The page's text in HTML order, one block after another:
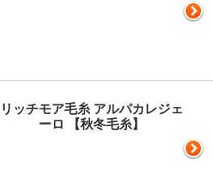
リッチモア毛糸 アルパカレジェ
ーロ 【秋冬毛糸】